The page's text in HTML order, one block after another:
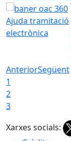
Ajuda tramitació
electrònica
AnteriorSegüent
1
2
3
Xarxes socials: